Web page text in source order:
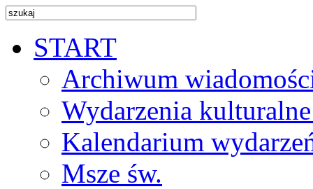
START
Archiwum
Wydarzenia
Kalendarium
Msze św.